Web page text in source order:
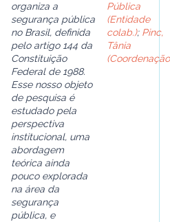
organiza a
segurança pública
no Brasil, definida
pelo artigo 144 da
Constituição
Federal de 1988.
Esse nosso objeto
de pesquisa é
estudado pela
perspectiva
institucional, uma
abordagem
teórica ainda
pouco explorada
na área da
segurança
pública, e
Pública
(Entidade
colab.); Pinc,
Tânia